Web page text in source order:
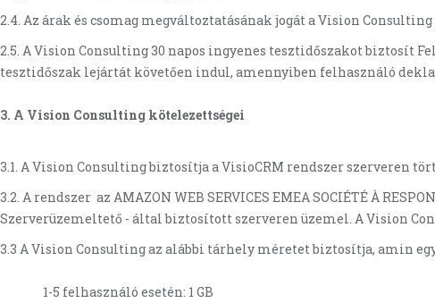
2.4. Az árak és csomag megváltoztatásának jogát a Vision
2.5. A Vision Consulting 30 napos ingyenes tesztidőszakot biztosít
tesztidőszak lejártát követően indul, amennyiben felhasználó
3. A Vision Consulting kötelezettségei
3.1. A Vision Consulting biztosítja a VisioCRM rendszer szerveren
3.2. A rendszer az AMAZON WEB SERVICES EMEA SOCIÉTÉ À
Szerverüzemeltető - által biztosított szerveren üzemel. A Vision
3.3 A Vision Consulting az alábbi tárhely méretet biztosítja, amin
1-5 felhasználó esetén: 1 GB